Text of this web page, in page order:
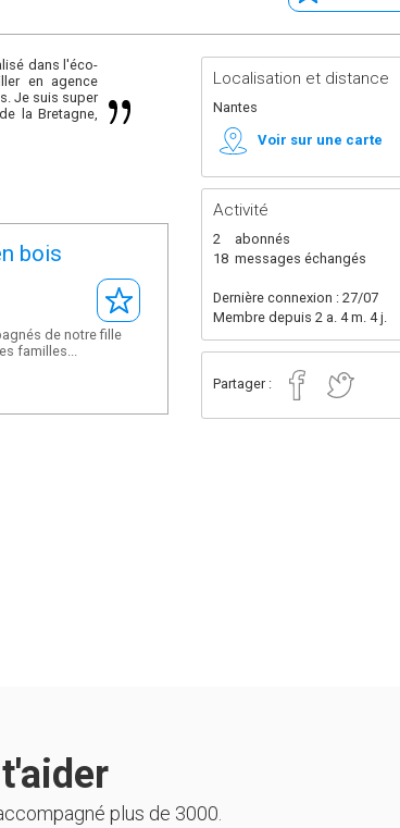
dans l'éco-
en agence
Je suis super
la Bretagne,
Localisation et distance
Nantes
Voir sur une carte
Activité
2
abonnés
18 messages échangés
Dernière connexion : 27/07
Membre depuis 2 a. 4 m. 4 j.
Partager :
bois
de notre fille
familles...
plus de 3000.